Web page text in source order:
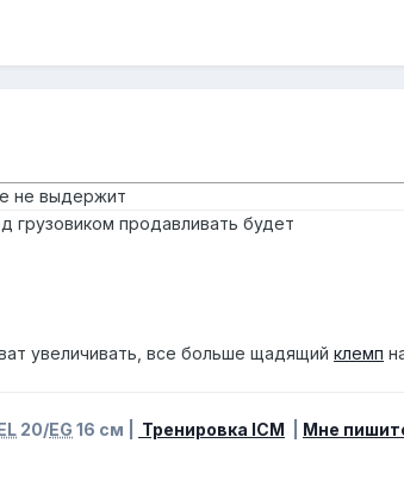
не выдержит
продавливать будет
увеличивать, все больше щадящий клемп
20/EG 16 см | Тренировка ICM Мне